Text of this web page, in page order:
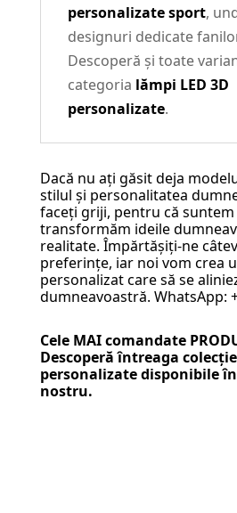
personalizate sport,
designuri dedicate
Descoperă și toate
categoria lămpi LED 3D
personalizate.
Dacă nu ați găsit deja
stilul și personalitatea
faceți griji, pentru că suntem
transformăm ideile
realitate. Împărtășiți-ne
preferințe, iar noi vom crea
personalizat care să se
dumneavoastră. WhatsApp:
Cele MAI comandate
Descoperă întreaga
personalizatedisponibile
nostru.